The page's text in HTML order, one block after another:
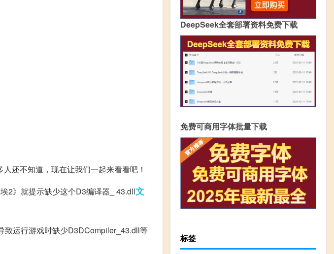
还不知道，现在让我们一起来看看吧！
2》就提示缺少这个D3编译器_ 43.dll文
致运行游戏时缺少D3DCompiler_43.dll等
DeepSeek全套部署资料免费下载
免费可商用字体批量下载
标签